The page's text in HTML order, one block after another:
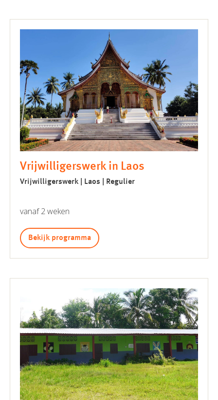
Vrijwilligerswerk in Laos
Vrijwilligerswerk | Laos | Regulier
vanaf 2 weken
Bekijk programma